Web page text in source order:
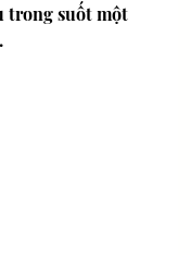
trong suốt một